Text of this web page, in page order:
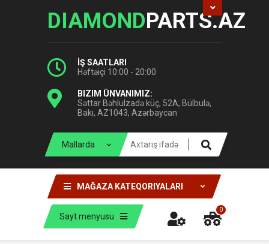
DIAMONDPARTS.AZ
İŞ SAATLARI
Həftəiçi 10:00 - 20:00
BIZIM ÜNVANIMIZ:
Səttar Bəhlulzadə küç, 52A, Bülbulə,
Bakı, AZ1043, Azərbaycan
MAĞAZA KATEQORIYALARI
Sayt menyusu
0